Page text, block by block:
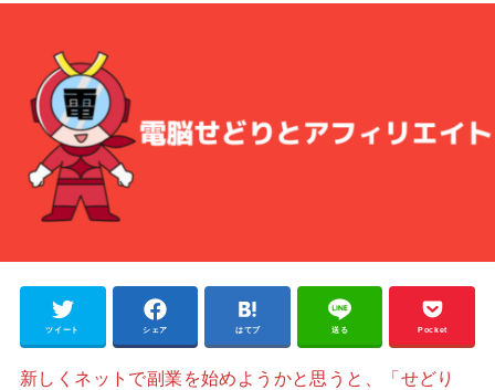
ツイート シェア はてブ 送る Pocket
新しくネットで副業を始めようかと思うと、「せどり